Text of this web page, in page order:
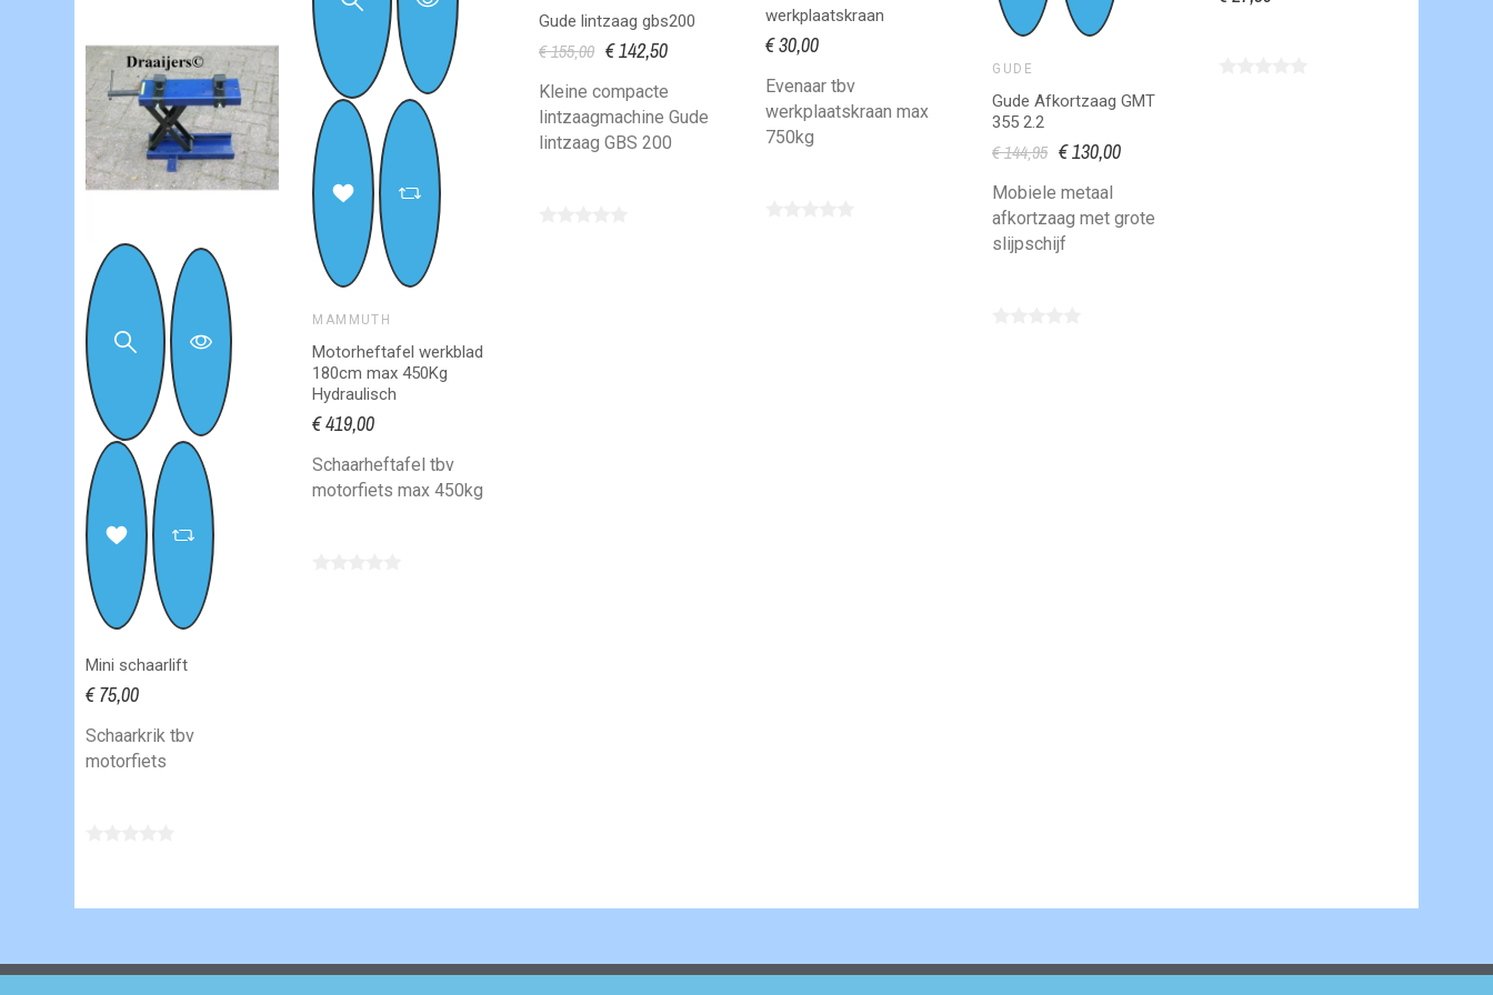
Mini schaarlift
€ 75,00
Schaarkrik tbv
motorfiets
MAMMUTH
Motorheftafel werkblad
180cm max 450Kg
Hydraulisch
€ 419,00
Schaarheftafel tbv
motorfiets max 450kg
Gude lintzaag gbs200
€ 155,00 € 142,50
Kleine compacte
lintzaagmachine Gude
lintzaag GBS 200
werkplaatskraan
€ 30,00
Evenaar tbv
werkplaatskraan max
750kg
GUDE
Gude Afkortzaag GMT
355 2.2
€ 144,95 € 130,00
Mobiele metaal
afkortzaag met grote
slijpschijf